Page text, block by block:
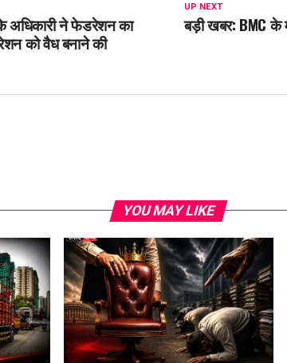
UP NEXT
बड़ी खबर: BMC के
अधिकारी ने फेडरेशन का
को वैध बनाने की
YOU MAY LIKE